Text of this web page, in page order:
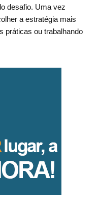
desafio. Uma vez
a estratégia mais
práticas ou trabalhando